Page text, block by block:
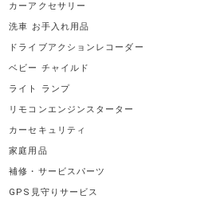
カーアクセサリー
洗車 お手入れ用品
ドライブアクションレコーダー
ベビー チャイルド
ライト ランプ
リモコンエンジンスターター
カーセキュリティ
家庭用品
補修・サービスパーツ
GPS見守りサービス